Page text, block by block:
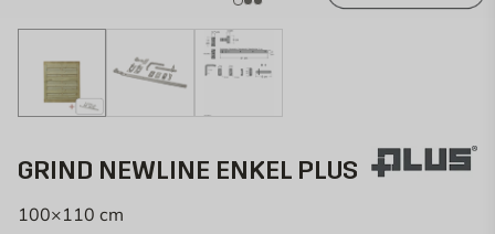
GRIND NEWLINE ENKEL PLUS
100×110 cm